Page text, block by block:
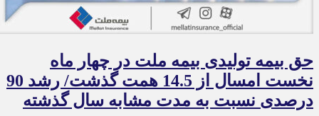
حق بیمه تولیدی بیمه ملت در چهار ماه
نخست امسال از 14.5 همت گذشت/ رشد 90
درصدی نسبت به مدت مشابه سال گذشته